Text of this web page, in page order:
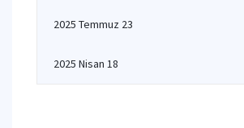
2025 Temmuz 23
2025 Nisan 18